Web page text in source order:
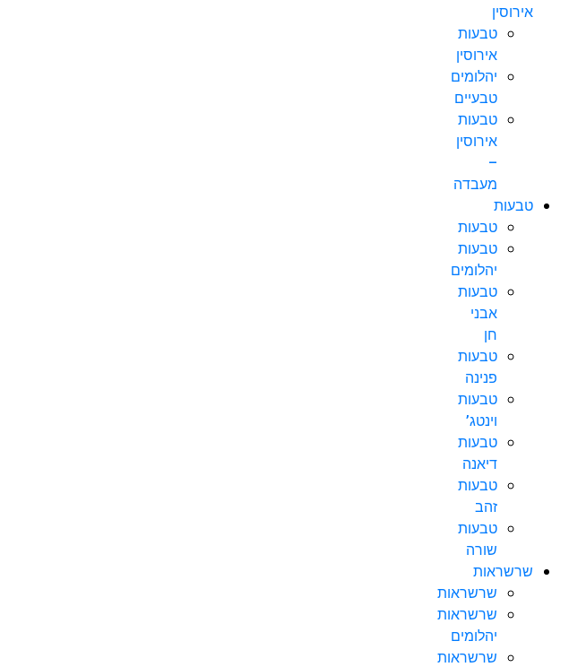
אירוסין
טבעות
אירוסין
יהלומים
טבעיים
טבעות
אירוסין
–
מעבדה
טבעות
טבעות
טבעות
יהלומים
טבעות
אבני
חן
טבעות
פנינה
טבעות
וינטג’
טבעות
דיאנה
טבעות
זהב
טבעות
שורה
שרשראות
שרשראות
שרשראות
יהלומים
שרשראות